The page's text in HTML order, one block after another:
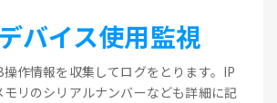
バイス使用監視
作情報を収集してログをとります。IP
リのシリアルナンバーなども詳細に記